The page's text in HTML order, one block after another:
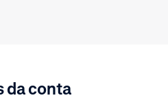
da conta